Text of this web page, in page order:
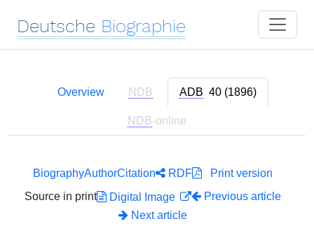
Deutsche Biographie
Overview NDB ADB 40 (1896)
NDB-online
BiographyAuthorCitation RDF
Print version
Source in print
Digital Image
Previous article
Next article